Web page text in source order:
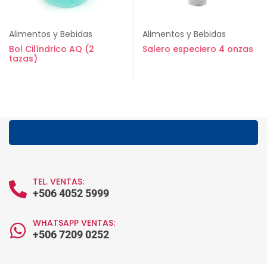
Alimentos y Bebidas
Bol Cilíndrico AQ (2
tazas)
Alimentos y Bebidas
Salero especiero 4 onzas
TEL. VENTAS:
+506 4052 5999
WHATSAPP VENTAS:
+506 7209 0252